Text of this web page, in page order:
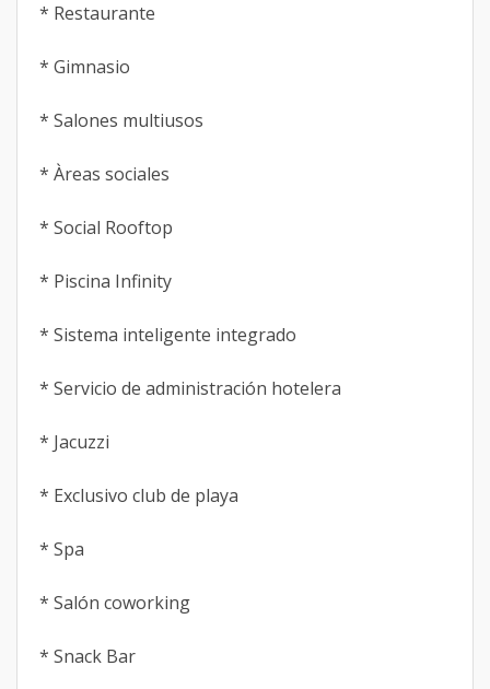
* Restaurante
* Gimnasio
* Salones multiusos
* Àreas sociales
* Social Rooftop
* Piscina Infinity
* Sistema inteligente integrado
* Servicio de administración hotelera
* Jacuzzi
* Exclusivo club de playa
* Spa
* Salón coworking
* Snack Bar